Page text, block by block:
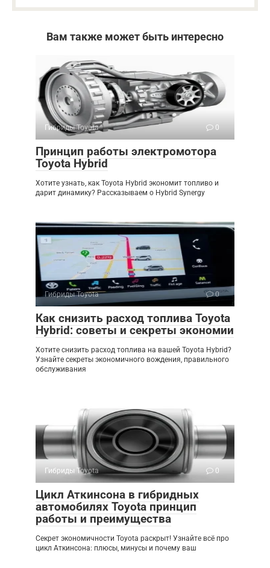
Вам также может быть интересно
Гибриды Toyota 0
Принцип работы электромотора
Toyota Hybrid
Хотите узнать, как Toyota Hybrid экономит топливо и
дарит динамику? Рассказываем о Hybrid Synergy
Гибриды Toyota 0
Как снизить расход топлива Toyota
Hybrid: советы и секреты экономии
Хотите снизить расход топлива на вашей Toyota Hybrid?
Узнайте секреты экономичного вождения, правильного
обслуживания
Гибриды Toyota 0
Цикл Аткинсона в гибридных
автомобилях Toyota принцип
работы и преимущества
Секрет экономичности Toyota раскрыт! Узнайте всё про
цикл Аткинсона: плюсы, минусы и почему ваш